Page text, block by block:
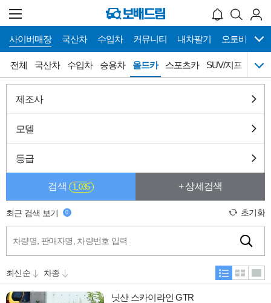
사이버매장 국산차 수입차 커뮤니티 내차팔기 오토바이
메
뉴
네
이
션
전체 국산차 수입차 승용차 올드카 스포츠카 SUV/지프 밴/
사이버매장 바로가기
전체
스포츠카
캠핑카
희귀차
오토갤러리
제조사
모델
등급
검색 1,035 + 상세검색
최근 검색 보기 0 초기화
닛산 스카이라인 GTR